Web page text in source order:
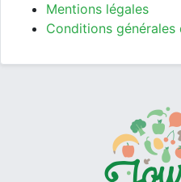
Mentions légales
Conditions